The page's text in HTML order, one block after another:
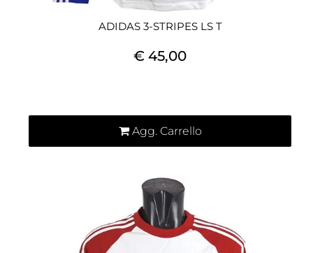
ADIDAS 3-STRIPES LS T
€ 45,00
Agg. Carrello